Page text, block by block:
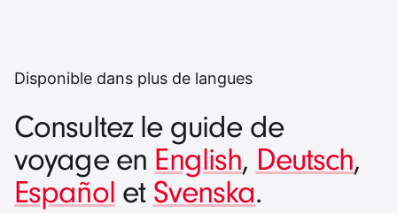
Disponible dans plus de langues
Consultez le guide de
voyage en English, Deutsch,
Español et Svenska.